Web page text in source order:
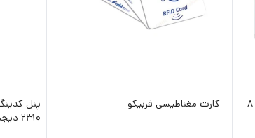
پنل آیفون تصویری 210 فربیکو - 1 تا 8
کارت مغناطیسی فربیکو
پنل
2310 دیجیتال